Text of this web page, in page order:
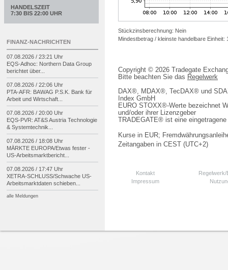
Stückzinsberechnung: Nein
Mindestbetrag / kleinste handelbare Einheit:
Copyright © 2026 Tradegate
Bitte beachten Sie das Regelwerk
DAX®, MDAX®, TecDAX® und
Index GmbH
EURO STOXX®-Werte bezeichnet
und/oder ihrer Lizenzgeber
TRADEGATE® ist eine
Kurse in EUR;
Zeitangaben in CEST (UTC+2)
Kontakt
Impressum
HANDELSZEIT
7:30 BIS 22:00 UHR
FINANZ-NACHRICHTEN
07.08.2026 / 23:21 Uhr
EQS-Adhoc: Northern Data Group
berichtet über...
07.08.2026 / 22:06 Uhr
PTA-AFR: BAWAG P.S.K. Bank für
Arbeit und Wirtschaft...
07.08.2026 / 20:00 Uhr
EQS-PVR: AT&S Austria Technologie
& Systemtechnik...
07.08.2026 / 18:08 Uhr
MÄRKTE EUROPA/Etwas fester -
US-Arbeitsmarktbericht...
07.08.2026 / 17:47 Uhr
XETRA-SCHLUSS/Schwache US-
Arbeitsmarktdaten schieben...
alle Meldungen